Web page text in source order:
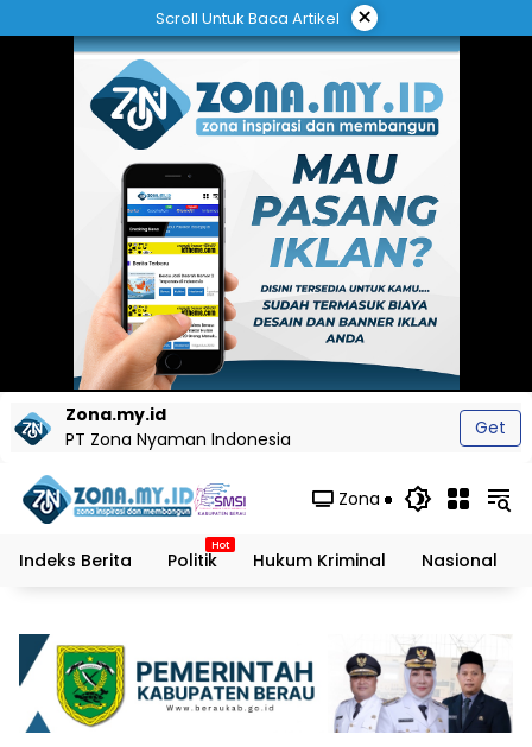
ke
Scroll Untuk Baca Artikel ×
Zona.my.id
PT Zona Nyaman Indonesia
Get
Zona
Indeks Berita Politik Hukum Kriminal Nasional